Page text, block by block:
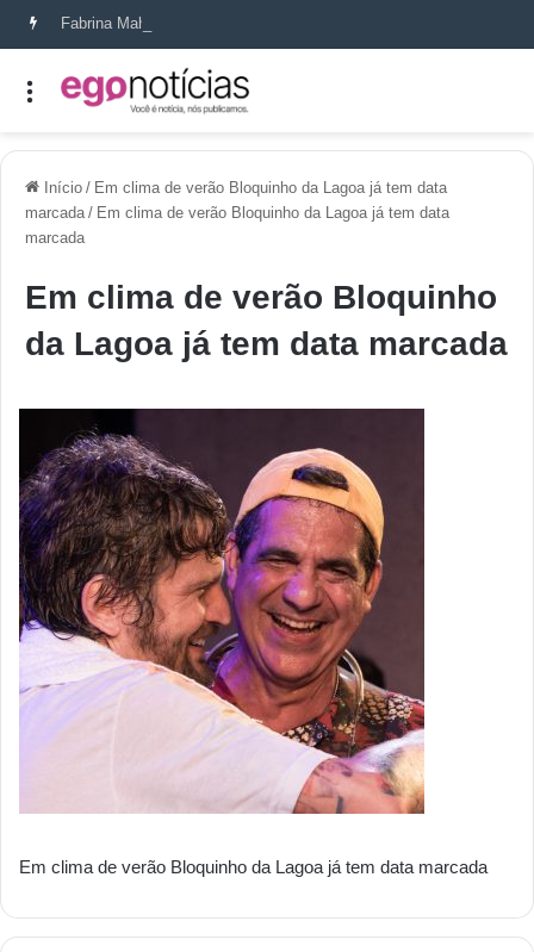
Fabrina Mahin e a arte de reconstruir confiança
Início / Em clima de verão Bloquinho da Lagoa já tem data
marcada / Em clima de verão Bloquinho da Lagoa já tem data
marcada
Em clima de verão Bloquinho
da Lagoa já tem data marcada
Em clima de verão Bloquinho da Lagoa já tem data marcada